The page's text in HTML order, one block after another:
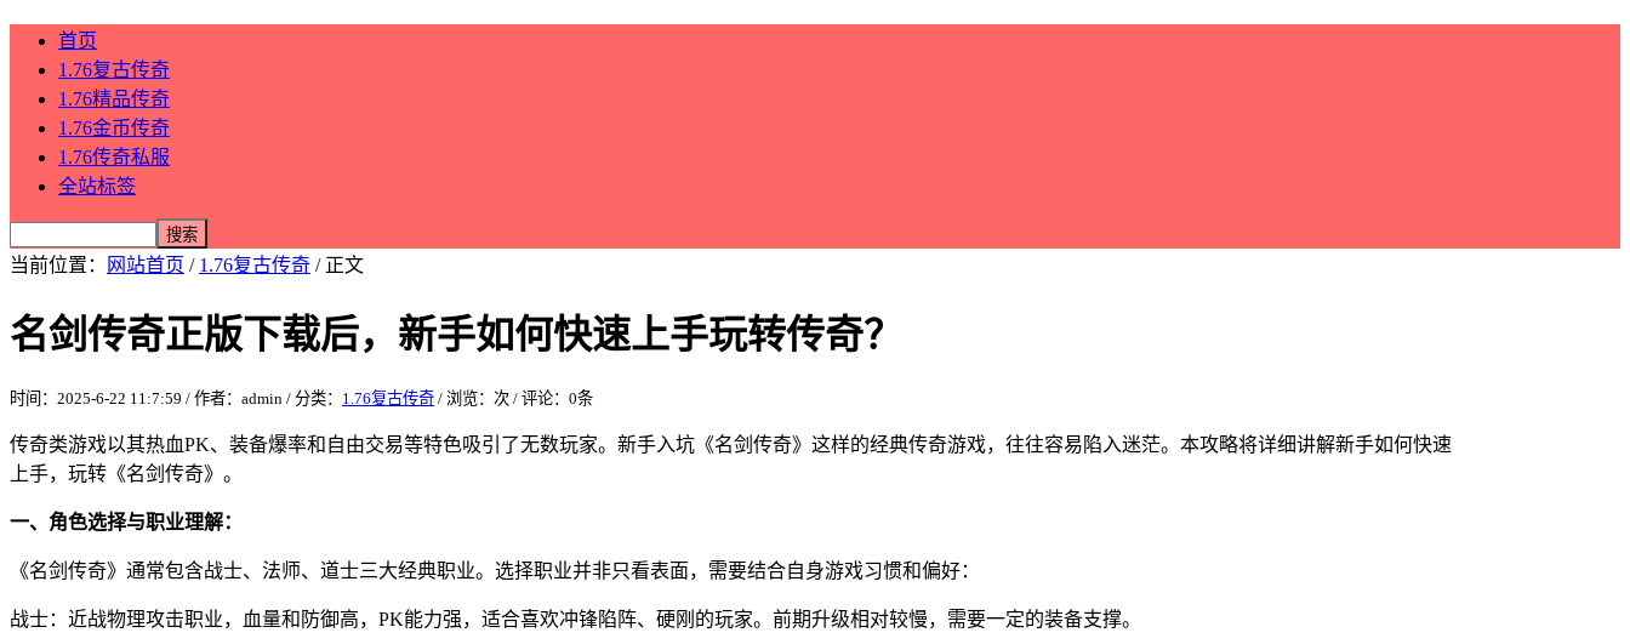
首页
1.76复古传奇
1.76精品传奇
1.76金币传奇
1.76传奇私服
全站标签
当前位置： 网站首页 / 1.76复古传奇 / 正文
名剑传奇正版下载后，新手如何快速上手玩转传奇？
时间：2025-6-22 11:7:59 / 作者：admin / 分类： 1.76复古传奇 / 浏览： 次 / 评论：0条
传奇类游戏以其热血PK、装备爆率和自由交易等特色吸引了无数玩家。新手入坑《名剑传奇》这样的经典传奇游戏，往往容易陷入迷茫。本攻略将详细讲解新手如何快速
上手，玩转《名剑传奇》。
一、角色选择与职业理解：
《名剑传奇》通常包含战士、法师、道士三大经典职业。选择职业并非只看表面，需要结合自身游戏习惯和偏好：
战士：近战物理攻击职业，血量和防御高，PK能力强，适合喜欢冲锋陷阵、硬刚的玩家。前期升级相对较慢，需要一定的装备支撑。